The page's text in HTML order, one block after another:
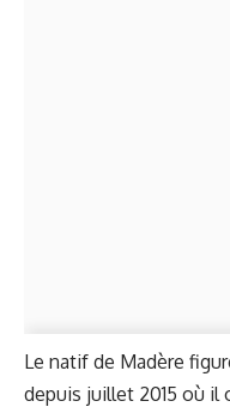
Le natif de Madère
depuis juillet 2015 où il